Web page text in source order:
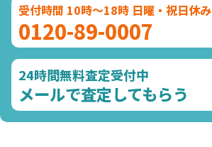
受付時間 10時～18時 日曜・祝日休み
0120-89-0007
24時間無料査定受付中
メールで査定してもらう